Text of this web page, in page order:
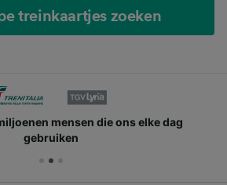
treinkaartjes zoeken
mensen die ons elke dag
gebruiken